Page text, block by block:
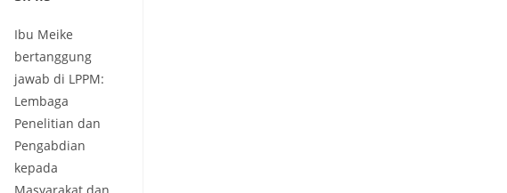
Ibu Meike
bertanggung
jawab di LPPM:
Lembaga
Penelitian dan
Pengabdian
kepada
Masyarakat dan